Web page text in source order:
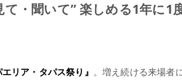
・聞いて” 楽しめる1年に1
エリア・タパス祭り』 。増え続ける来場者